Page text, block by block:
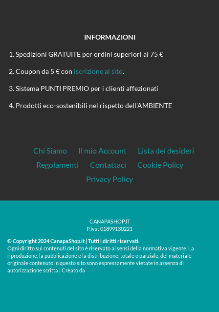
INFORMAZIONI
Spedizioni GRATUITE per ordini superiori ai 75 €
Coupon da 5 € con iscrizione al sito.
Sistema PUNTI PREMIO per i clienti affezionati
Prodotti eco-sostenibili nel rispetto dell'AMBIENTE
Chi Siamo Il mio Account
Lista dei desideri
Regolamenti
Contattaci
Cookie Policy
Privacy Policy
CANAPASHOP.IT
P.Iva: 01899130221
© Copyright 2024 CanapaShop.it | Tutti i diritti riservati.
Ogni diritto sui contenuti del sito è riservato ai sensi della normativa vigente. La
riproduzione, la pubblicazione e la distribuzione, totale o parziale, del materiale
originale contenuto in questo sito sono espressamente vietate in assenza di
autorizzazione scritta | Creato da